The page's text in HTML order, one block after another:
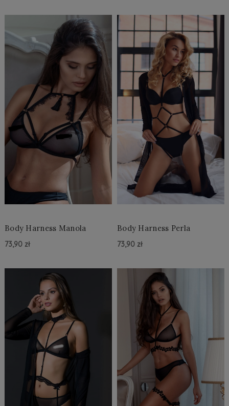
Do Koszyka » Do Koszyka »
Body Harness Manola
73,90 zł
Do Koszyka »
Body Harness Perla
73,90 zł
Do Koszyka »